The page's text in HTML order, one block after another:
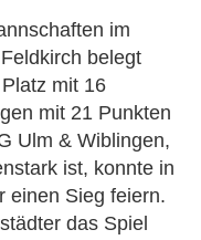
im
belegt
mit 16
mit 21 Punkten
Ulm & Wiblingen,
ist, konnte in
einen Sieg feiern.
das Spiel